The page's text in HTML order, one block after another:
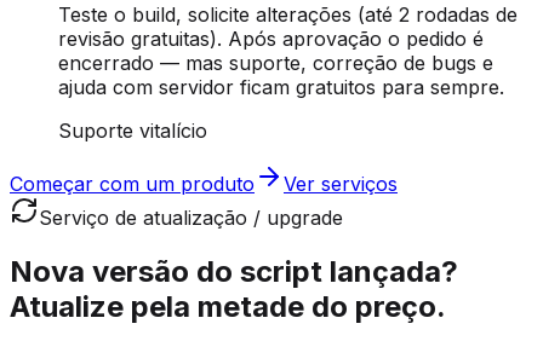
Teste o build, solicite alterações (até 2 rodadas de
revisão gratuitas). Após aprovação o pedido é
encerrado — mas suporte, correção de bugs e
ajuda com servidor ficam gratuitos para sempre.
Suporte vitalício
Começar com um produto
Ver serviços
Serviço de atualização / upgrade
Nova versão do script lançada?
Atualize pela metade do preço.